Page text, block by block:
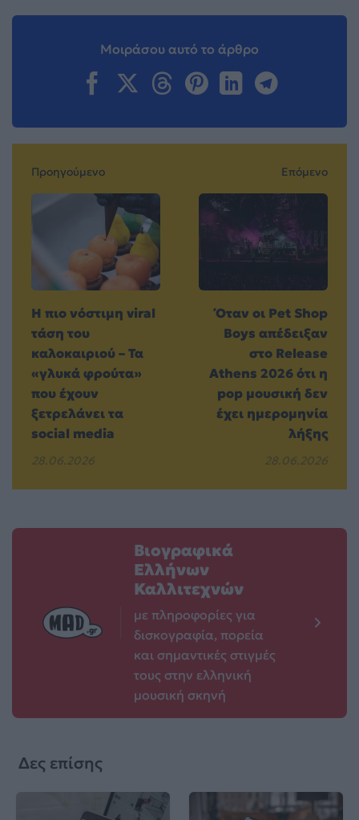
Μοιράσου αυτό το άρθρο
Προηγούμενο
Η πιο νόστιμη viral
τάση του
καλοκαιριού – Τα
«γλυκά φρούτα»
που έχουν
ξετρελάνει τα
social media
28.06.2026
Επόμενο
Όταν οι Pet Shop
Boys απέδειξαν
στο Release
Athens 2026 ότι η
pop μουσική δεν
έχει ημερομηνία
λήξης
28.06.2026
Βιογραφικά
Ελλήνων
Καλλιτεχνών
με πληροφορίες για
δισκογραφία, πορεία
και σημαντικές στιγμές
τους στην ελληνική
μουσική σκηνή
Δες επίσης